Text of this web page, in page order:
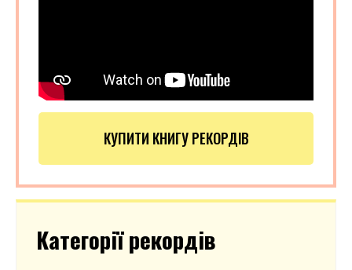
КУПИТИ КНИГУ РЕКОРДІВ
Категорії рекордів